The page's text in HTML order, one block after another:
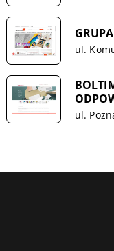
ul.
ul.